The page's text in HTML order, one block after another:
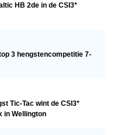
HB 2de in de CSI3*
3 hengstencompetitie 7-
Tic-Tac wint de CSI3*
in Wellington